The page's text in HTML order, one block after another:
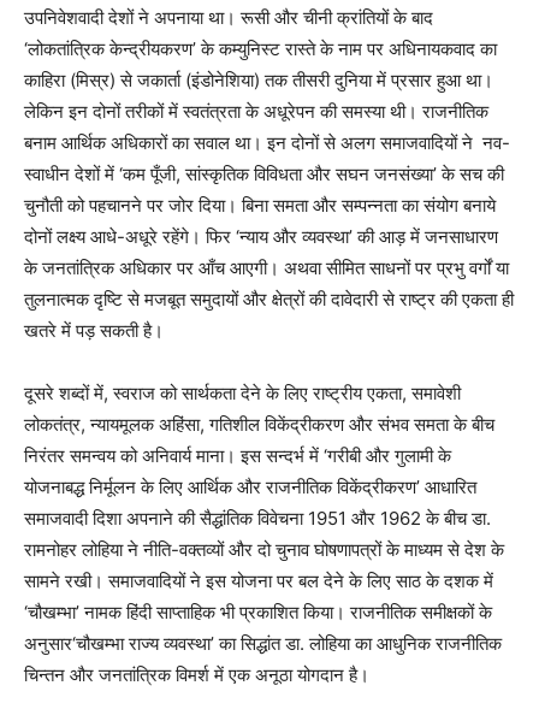
उपनिवेशवादी देशों ने अपनाया था। रूसी और चीनी क्रांतियों के बाद
‘लोकतांत्रिक केन्द्रीयकरण’के कम्युनिस्ट रास्ते के नाम पर अधिनायकवाद का
काहिरा (मिस्र) से जकार्ता (इंडोनेशिया) तक तीसरी दुनिया में प्रसार हुआ था।
लेकिन इन दोनों तरीकों में स्वतंत्रता के अधूरेपन की समस्या थी। राजनीतिक
बनाम आर्थिक अधिकारों का सवाल था। इन दोनों से अलग समाजवादियों ने नव-
स्वाधीन देशों में ‘कम पूँजी,सांस्कृतिक विविधता और सघन जनसंख्या’के सच की
चुनौती को पहचानने पर जोर दिया। बिना समता और सम्पन्नता का संयोग बनाये
दोनों लक्ष्य आधे-अधूरे रहेंगे। फिर ‘न्याय और व्यवस्था’की आड़ में जनसाधारण
के जनतांत्रिक अधिकार पर आँच आएगी। अथवा सीमित साधनों पर प्रभु वर्गों या
तुलनात्मक दृष्टि से मजबूत समुदायों और क्षेत्रों की दावेदारी से राष्ट्र की एकता ही
खतरे में पड़ सकती है।
दूसरे शब्दों में,स्वराज को सार्थकता देने के लिए राष्ट्रीय एकता,समावेशी
लोकतंत्र,न्यायमूलक अहिंसा,गतिशील विकेंद्रीकरण और संभव समता के बीच
निरंतर समन्वय को अनिवार्य माना। इस सन्दर्भ में ‘गरीबी और गुलामी के
योजनाबद्ध निर्मूलन के लिए आर्थिक और राजनीतिक विकेंद्रीकरण’ आधारित
समाजवादी दिशा अपनाने की सैद्धांतिक विवेचना 1951 और 1962 के बीच डा.
रामनोहर लोहिया ने नीति-वक्तव्यों और दो चुनाव घोषणापत्रों के माध्यम से देश के
सामने रखी। समाजवादियों ने इस योजना पर बल देने के लिए साठ के दशक में
‘चौखम्भा’नामक हिंदी साप्ताहिक भी प्रकाशित किया। राजनीतिक समीक्षकों के
अनुसार‘चौखम्भा राज्य व्यवस्था’का सिद्धांत डा. लोहिया का आधुनिक राजनीतिक
चिन्तन और जनतांत्रिक विमर्श में एक अनूठा योगदान है।